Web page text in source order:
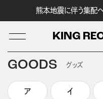
熊本地震に伴う集配
KING
GOODS グッズ
ア イ